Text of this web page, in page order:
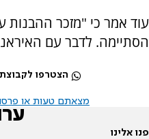
עוד אמר כי "מזכר
הסתיימה. לדבר עם
הצטרפו לקבוצת
מצאתם טעות או
פנו אלינו